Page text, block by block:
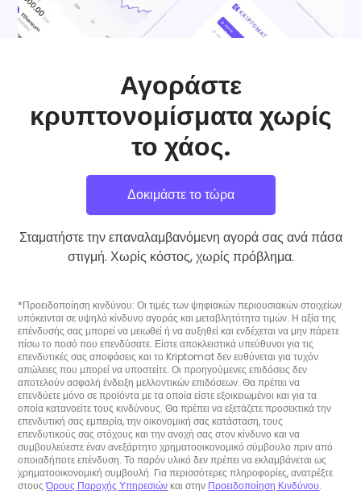
Αγοράστε
κρυπτονομίσματα χωρίς
το χάος.
Δοκιμάστε το τώρα
Σταματήστε την επαναλαμβανόμενη αγορά σας ανά πάσα
στιγμή. Χωρίς κόστος, χωρίς πρόβλημα.
*Προειδοποίηση κινδύνου: Οι τιμές των ψηφιακών περιουσιακών στοιχείων
υπόκεινται σε υψηλό κίνδυνο αγοράς και μεταβλητότητα τιμών. Η αξία της
επένδυσής σας μπορεί να μειωθεί ή να αυξηθεί και ενδέχεται να μην πάρετε
πίσω το ποσό που επενδύσατε. Είστε αποκλειστικά υπεύθυνοι για τις
επενδυτικές σας αποφάσεις και το Kriptomat δεν ευθύνεται για τυχόν
απώλειες που μπορεί να υποστείτε. Οι προηγούμενες επιδόσεις δεν
αποτελούν ασφαλή ένδειξη μελλοντικών επιδόσεων. Θα πρέπει να
επενδύετε μόνο σε προϊόντα με τα οποία είστε εξοικειωμένοι και για τα
οποία κατανοείτε τους κινδύνους. Θα πρέπει να εξετάζετε προσεκτικά την
επενδυτική σας εμπειρία, την οικονομική σας κατάσταση, τους
επενδυτικούς σας στόχους και την ανοχή σας στον κίνδυνο και να
συμβουλεύεστε έναν ανεξάρτητο χρηματοοικονομικό σύμβουλο πριν από
οποιαδήποτε επένδυση. Το παρόν υλικό δεν πρέπει να εκλαμβάνεται ως
χρηματοοικονομική συμβουλή. Για περισσότερες πληροφορίες, ανατρέξτε
στουςΌρους Παροχής Υπηρεσιώνκαι στην Προειδοποίηση Κινδύνου.